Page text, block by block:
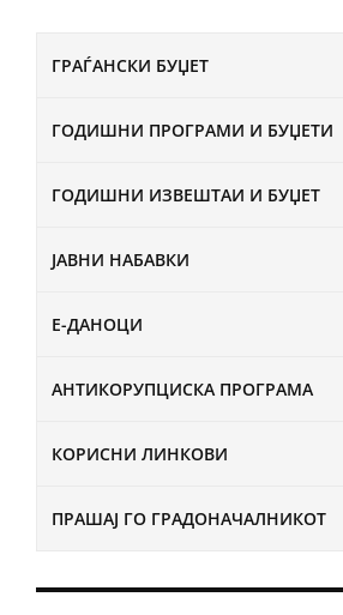
ГРАЃАНСКИ БУЏЕТ
ГОДИШНИ ПРОГРАМИ И БУЏЕТИ
ГОДИШНИ ИЗВЕШТАИ И БУЏЕТ
ЈАВНИ НАБАВКИ
Е-ДАНОЦИ
АНТИКОРУПЦИСКА ПРОГРАМА
КОРИСНИ ЛИНКОВИ
ПРАШАЈ ГО ГРАДОНАЧАЛНИКОТ